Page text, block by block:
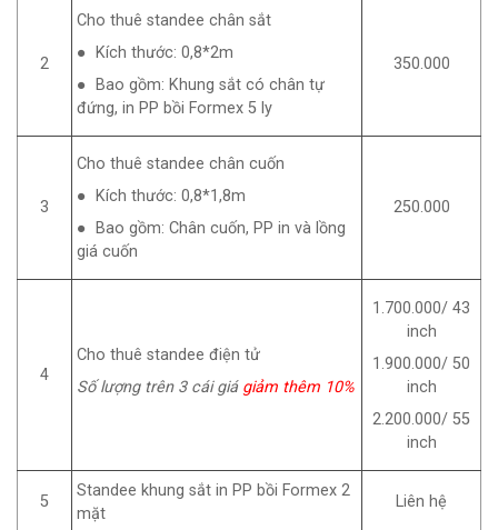
2
Cho thuê standee chân sắt
● Kích thước: 0,8*2m
● Bao gồm: Khung sắt có chân tự
đứng, in PP bồi Formex 5 ly
350.000
3
Cho thuê standee chân cuốn
● Kích thước: 0,8*1,8m
● Bao gồm: Chân cuốn, PP in và lồng
giá cuốn
250.000
4
Cho thuê standee điện tử
Số lượng trên 3 cái giá giảm thêm 10%
1.700.000/ 43
inch
1.900.000/ 50
inch
2.200.000/ 55
inch
5
Standee khung sắt in PP bồi Formex 2
mặt
Liên hệ